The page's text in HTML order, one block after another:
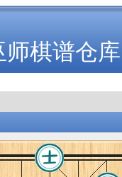
师棋谱仓库